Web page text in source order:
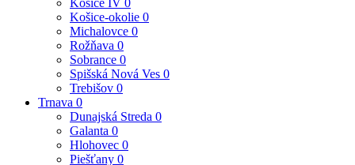
Košice IV 0
Košice-okolie 0
Michalovce 0
Rožňava 0
Sobrance 0
Spišská Nová Ves 0
Trebišov 0
Trnava 0
Dunajská Streda 0
Galanta 0
Hlohovec 0
Piešťany 0